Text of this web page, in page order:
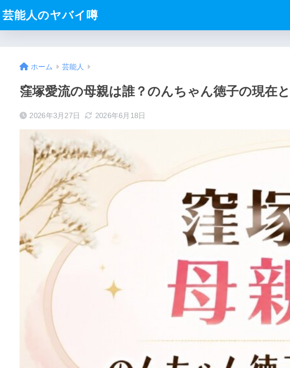
芸能人のヤバイ噂
ホーム 芸能人
窪塚愛流の母親は誰？のんちゃん徳子の現在
2026年3月27日 2026年6月18日